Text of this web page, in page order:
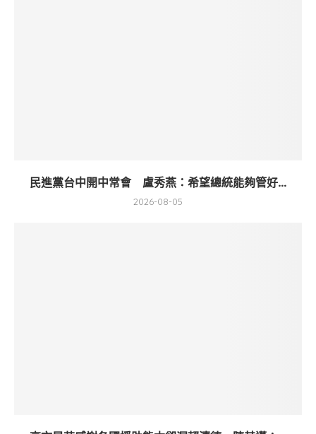
民進黨台中開中常會 盧秀燕：希望總統能夠管好...
2026-08-05